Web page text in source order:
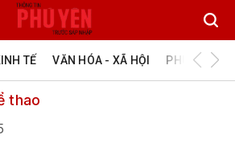
TẾ VĂN HÓA - XÃ HỘI PHÚ YÊN -
thao